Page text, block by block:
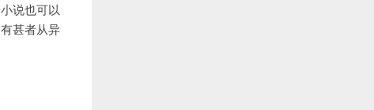
说也可以
甚者从异